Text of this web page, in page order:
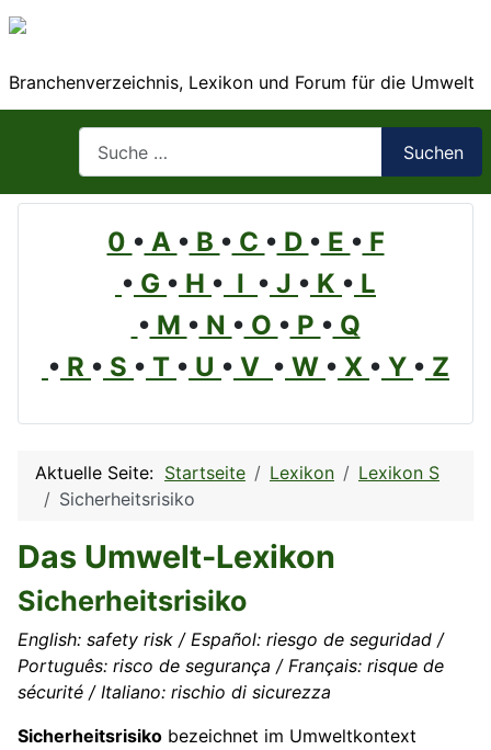
Branchenverzeichnis, Lexikon und Forum für die Umwelt
Suchen
0 • A • B • C • D • E • F
• G • H • I • J • K • L
• M • N • O • P • Q
• R • S • T • U • V • W • X • Y • Z
Aktuelle Seite: Startseite Lexikon
Lexikon S
Sicherheitsrisiko
Das Umwelt-Lexikon
Sicherheitsrisiko
English: safety risk / Español: riesgo de seguridad /
Português: risco de segurança / Français: risque de
sécurité / Italiano: rischio di sicurezza
Sicherheitsrisiko bezeichnet im Umweltkontext